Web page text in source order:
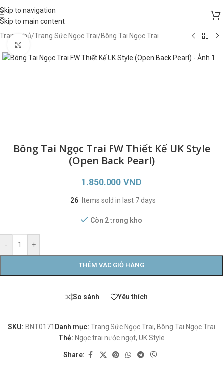
Skip to navigation
Skip to main content
Trang chủ/Trang Sức Ngọc Trai/Bông Tai Ngọc Trai
Bông Tai Ngọc Trai FW Thiết Kế UK Style
(Open Back Pearl)
1.850.000 VND
26 Items sold in last 7 days
Còn 2 trong kho
- +
THÊM VÀO GIỎ HÀNG
So sánh Yêu thích
SKU: BNT0171 Danh mục: Trang Sức Ngọc Trai, Bông Tai Ngọc Trai
Thẻ: Ngọc trai nước ngọt, UK Style
Share: